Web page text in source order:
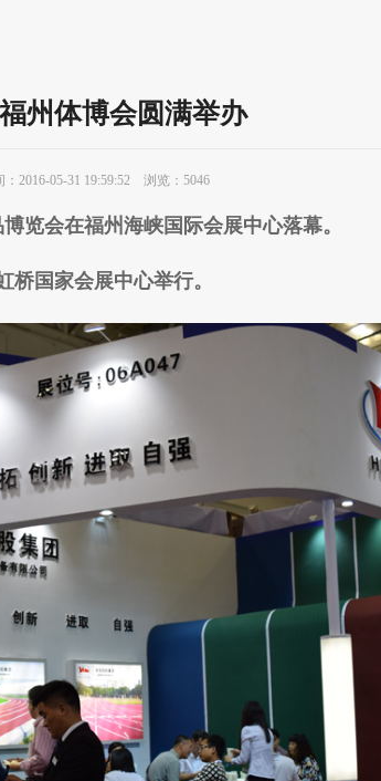
州体博会圆满举办
：2016-05-31 19:59:52 浏览：5046
览会在福州海峡国际会展中心落幕。
桥国家会展中心举行。